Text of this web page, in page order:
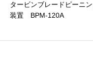
タービンブレードピーニ
装置 BPM-120A